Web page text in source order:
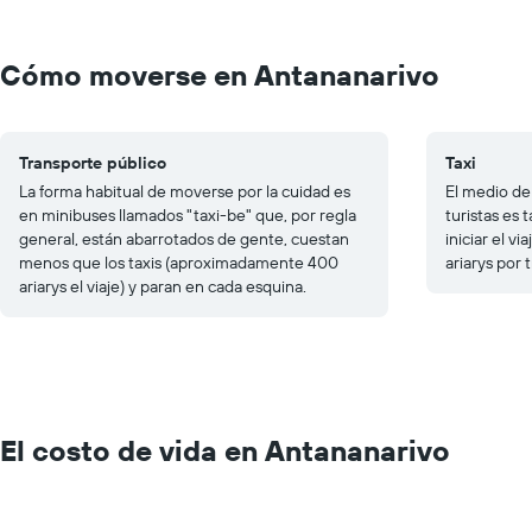
Cómo moverse en Antananarivo
Transporte público
La forma habitual de moverse por la cuidad es
en minibuses llamados "taxi-be" que, por regla
general, están abarrotados de gente, cuestan
menos que los taxis (aproximadamente 400
ariarys el viaje) y paran en cada esquina.
Taxi
El medio
turistas es
iniciar el
ariarys por
El costo de vida en Antananarivo